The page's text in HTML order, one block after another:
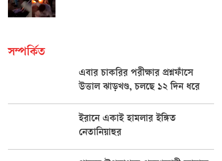
সম্পর্কিত
এবার চাকরির পরীক্ষার প্রশ্নফাঁসে
উত্তাল ঝাড়খণ্ড, চলছে ১২ দিন ধরে
ইরানে একাই হামলার ইঙ্গিত
নেতানিয়াহুর